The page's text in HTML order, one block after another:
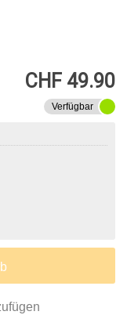
CHF 49.90
Verfügbar